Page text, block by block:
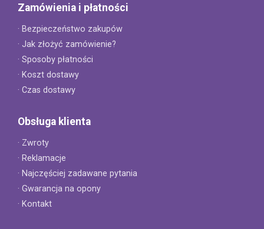
Zamówienia i płatności
· Bezpieczeństwo zakupów
· Jak złożyć zamówienie?
· Sposoby płatności
· Koszt dostawy
· Czas dostawy
Obsługa klienta
· Zwroty
· Reklamacje
· Najczęściej zadawane pytania
· Gwarancja na opony
· Kontakt